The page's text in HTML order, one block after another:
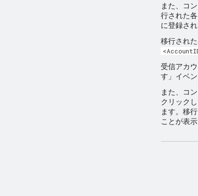
また、コ
行された
に登録さ
移行され
受信アカ
す」イベ
また、コ
クリック
ます。移
ことが表示